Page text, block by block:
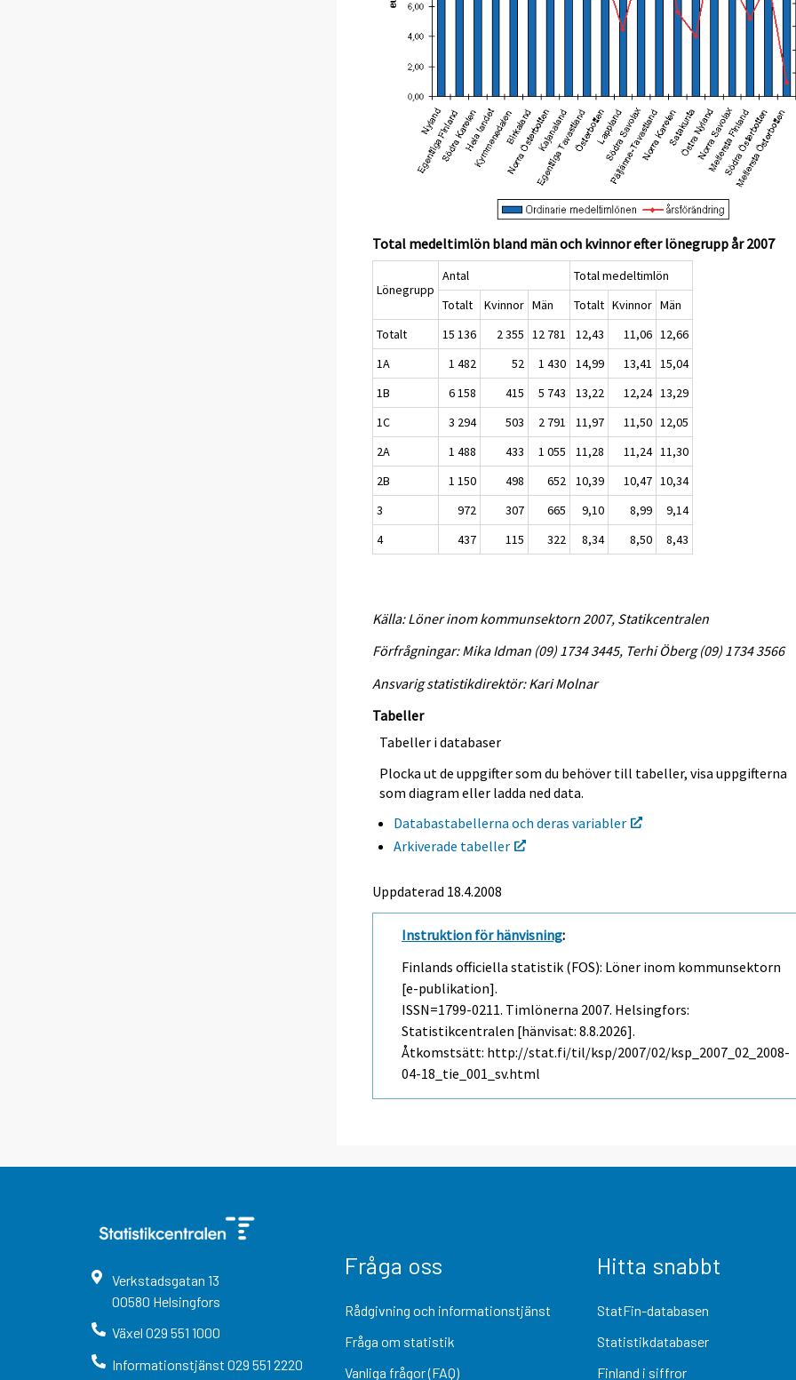
Total medeltimlön bland män och kvinnor efter lönegrupp år 2007
Lönegrupp
Antal
Total medeltimlön
Totalt
Kvinnor Män Totalt Kvinnor Män
Totalt
15 136 2 355 12 781 12,43 11,06 12,66
1A
1 482 52 1 430 14,99 13,41
15,04
1B
6 158 415 5 743 13,22 12,24 13,29
1C
3 294 503 2 791 11,97 11,50 12,05
2A
1 488 433 1 055 11,28 11,24 11,30
2B
1 150 498 652 10,39 10,47 10,34
3
972 307 665 9,10 8,99
9,14
4
437 115 322 8,34 8,50 8,43
Källa: Löner inom kommunsektorn 2007, Statikcentralen
Förfrågningar: Mika Idman (09) 1734 3445, Terhi Öberg (09) 1734 3566
Ansvarig statistikdirektör: Kari Molnar
Tabeller
Tabeller i databaser
Plocka ut de uppgifter som du behöver till tabeller, visa uppgifterna
som diagram eller ladda ned data.
Databastabellerna och deras variabler
Arkiverade tabeller
Uppdaterad 18.4.2008
Instruktion för hänvisning:
Finlands officiella statistik (FOS): Löner inom kommunsektorn
[e-publikation].
ISSN=1799-0211. Timlönerna 2007. Helsingfors:
Statistikcentralen [hänvisat: 8.8.2026].
Åtkomstsätt: http://stat.fi/til/ksp/2007/02/ksp_2007_02_2008-
04-18_tie_001_sv.html
Verkstadsgatan 13
00580 Helsingfors
Växel 029 551 1000
Informationstjänst 029 551 2220
Fråga oss
Rådgivning och informationstjänst
Fråga om statistik
Vanliga frågor (FAQ)
Hitta snabbt
StatFin-databasen
Statistikdatabaser
Finland i siffror